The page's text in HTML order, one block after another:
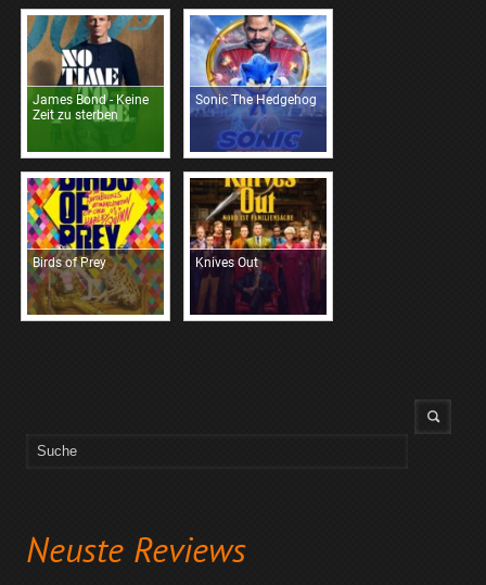
Neuste Reviews
James Bond - Keine
Zeit zu sterben
Sonic The Hedgehog
Birds of Prey Knives Out